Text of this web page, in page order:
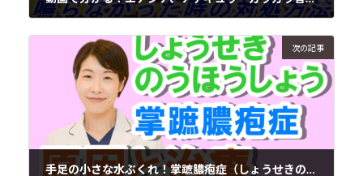
次の記事
手足の小さな水ぶくれ！掌蹠膿疱症（しょうせきのうほうしょう）の原因と治療